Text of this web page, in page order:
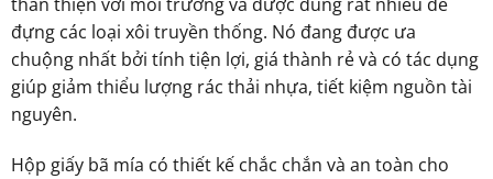
thân thiện với môi trường và được dùng rất nhiều để
đựng các loại xôi truyền thống. Nó đang được ưa
chuộng nhất bởi tính tiện lợi, giá thành rẻ và có tác dụng
giúp giảm thiểu lượng rác thải nhựa, tiết kiệm nguồn tài
nguyên.
Hộp giấy bã mía có thiết kế chắc chắn và an toàn cho